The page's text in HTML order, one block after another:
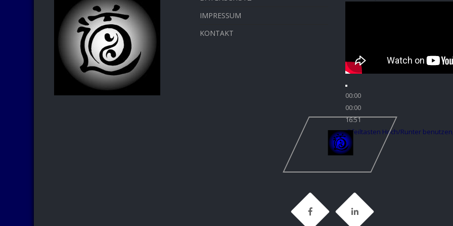
IMPRESSUM
KONTAKT
00:00
00:00
16:51
Pfeiltasten Hoch/Runter